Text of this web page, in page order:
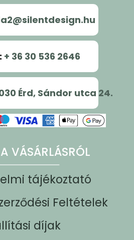
VÁSÁRLÁSRÓL
tájékoztató
Feltételek
díjak
: + 36 30 536 2646
Érd, Sándor utca 24.